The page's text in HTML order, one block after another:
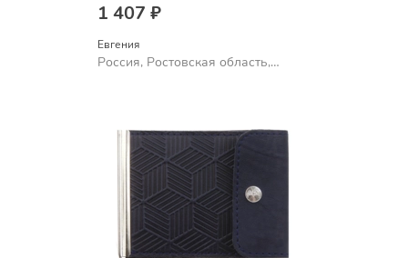
1 407 ₽
Евгения
Россия, Ростовская область,